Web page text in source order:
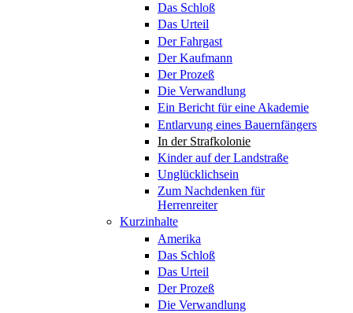
Das Schloß
Das Urteil
Der Fahrgast
Der Kaufmann
Der Prozeß
Die Verwandlung
Ein Bericht für eine Akademie
Entlarvung eines Bauernfängers
In der Strafkolonie
Kinder auf der Landstraße
Unglücklichsein
Zum Nachdenken für
Herrenreiter
Kurzinhalte
Amerika
Das Schloß
Das Urteil
Der Prozeß
Die Verwandlung